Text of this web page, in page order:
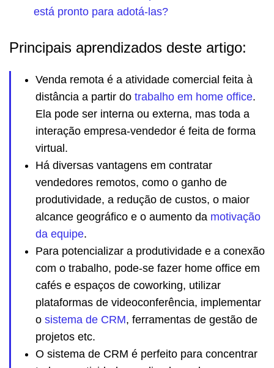
está pronto para adotá-las?
Principais aprendizados deste artigo:
Venda remota é a atividade comercial feita à
distância a partir do trabalho em home office.
Ela pode ser interna ou externa, mas toda a
interação empresa-vendedor é feita de forma
virtual.
Há diversas vantagens em contratar
vendedores remotos, como o ganho de
produtividade, a redução de custos, o maior
alcance geográfico e o aumento da motivação
da equipe.
Para potencializar a produtividade e a conexão
com o trabalho, pode-se fazer home office em
cafés e espaços de coworking, utilizar
plataformas de videoconferência, implementar
o sistema de CRM, ferramentas de gestão de
projetos etc.
O sistema de CRM é perfeito para concentrar